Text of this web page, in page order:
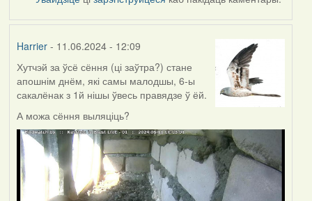
Harrier- 11.06.2024 - 12:09
Хутчэй за ўсё сёння (ці заўтра?) стане
апошнім днём, які самы малодшы, 6-ы
сакалёнак з 1й нішы ўвесь правядзе ў ёй.
А можа сёння выляціць?